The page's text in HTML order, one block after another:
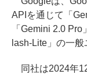
APIを通じて「
「Gemini 2.0
lash-Lite」の一般
同社は2024年